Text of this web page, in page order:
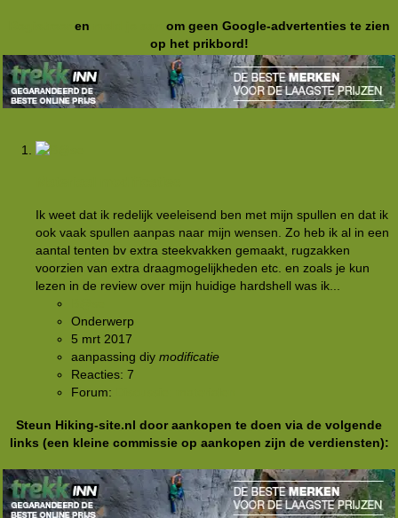
en
om geen Google-advertenties te zien
op het prikbord!
Ik weet dat ik redelijk veeleisend ben met mijn spullen en dat ik
ook vaak spullen aanpas naar mijn wensen. Zo heb ik al in een
aantal tenten bv extra steekvakken gemaakt, rugzakken
voorzien van extra draagmogelijkheden etc. en zoals je kun
lezen in de review over mijn huidige hardshell was ik...
Onderwerp
5 mrt 2017
aanpassing diy modificatie
Reacties: 7
Forum:
Steun Hiking-site.nl door aankopen te doen via de volgende
links (een kleine commissie op aankopen zijn de verdiensten):